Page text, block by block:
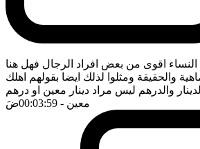
اقوى من بعض افراد الرجال فهل هنا
والحقيقة ومثلوا لذلك ايضا بقولهم اهلك
والدرهم ليس مراد دينار معين او درهم
معين - 00:03:59 ضَ